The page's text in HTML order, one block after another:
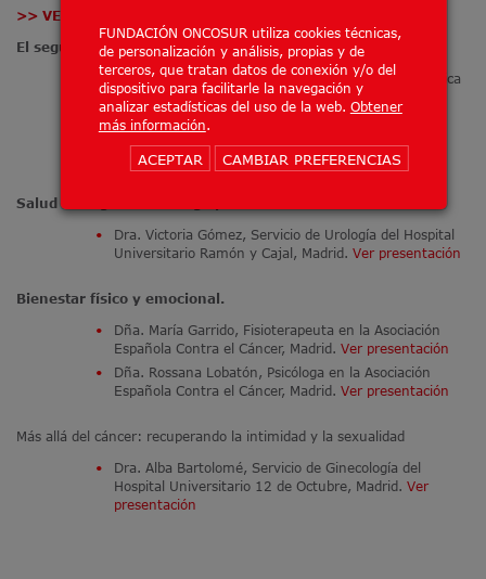
FUNDACIÓN ONCOSUR utiliza cookies técnicas,
de personalización y análisis, propias y de
terceros, que tratan datos de conexión y/o del
dispositivo para facilitarle la navegación y
analizar estadísticas del uso de la web. Obtener
más información.
ACEPTAR CAMBIAR PREFERENCIAS
>> VER VÍDEO
El seguimiento a largo plazo del cáncer.
Dr. Guillermo de Velasco, Servicio de Oncología Médica
del Hospital Universitario 12 de Octubre, Madrid
Dr. Javier Molina, Servicio de Oncología Médica del
presentación
Salud urológica en el largo plazo.
Dra. Victoria Gómez, Servicio de Urología del Hospital
Universitario Ramón y Cajal, Madrid. Ver presentación
Bienestar físico y emocional.
Dña. María Garrido, Fisioterapeuta en la Asociación
Española Contra el Cáncer, Madrid. Ver presentación
Dña. Rossana Lobatón, Psicóloga en la Asociación
Española Contra el Cáncer, Madrid. Ver presentación
Más allá del cáncer: recuperando la intimidad y la sexualidad
Dra. Alba Bartolomé, Servicio de Ginecología del
Hospital Universitario 12 de Octubre, Madrid. Ver
presentación